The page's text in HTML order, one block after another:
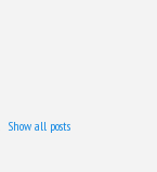
Show all posts